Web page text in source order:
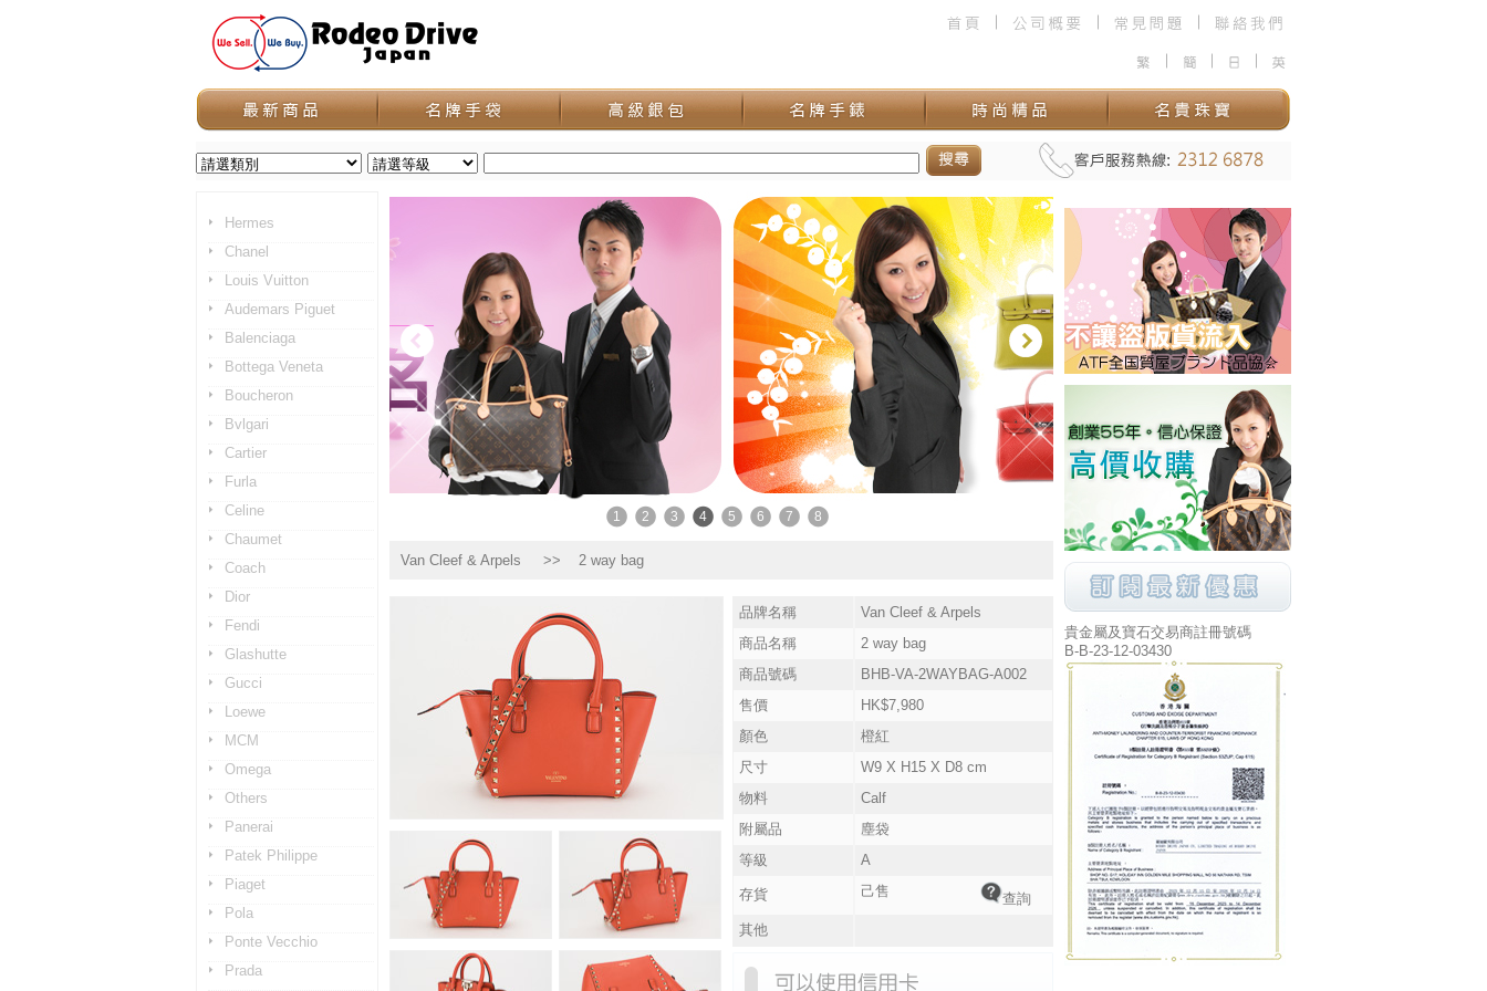
Hermes
Chanel
Louis Vuitton
Audemars Piguet
Balenciaga
Bottega Veneta
Boucheron
Bvlgari
Cartier
Furla
Celine
Chaumet
Coach
Dior
Fendi
Glashutte
Gucci
Loewe
MCM
Omega
Others
Panerai
Patek Philippe
Piaget
Pola
Ponte Vecchio
Prada
1 2 3 4 5 6 7 8
Van Cleef & Arpels >> 2 way bag
品牌名稱
Van Cleef & Arpels
商品名稱
2 way bag
商品號碼
BHB-VA-2WAYBAG-A002
售價
HK$7,980
顏色
橙紅
尺寸
W9 X H15 X D8 cm
物料
Calf
附屬品
塵袋
等級
A
存貨 己售
查詢
其他
貴金屬及寶石交易商註冊號碼
B-B-23-12-03430